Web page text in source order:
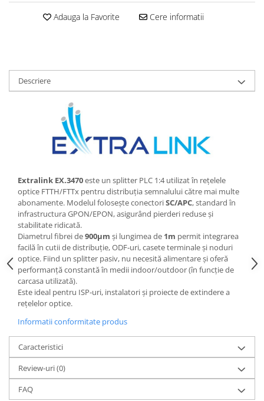
Consumabile - toner
Laser Drums
Imprimante Large Format Printer
Plottere & Scannere
Scannere
Scannere Documente
TV, Audio-Video & Multimedia
Monitoare
Monitoare Gaming & Consumer
Monitoare Business
Accesorii
Accesorii Căști & Microfoane
Cabluri & Adaptoare Audio-Video
Suporturi - altele
Suporturi TV Birou
Suporturi TV Perete
Boxe
Adauga la Favorite Cere informatii
Descriere
Extralink EX.3470este un splitter PLC 1:4 utilizat în rețelele
optice FTTH/FTTx pentru distribuția semnalului către mai multe
abonamente. Modelul folosește conectoriSC/APC, standard în
infrastructura GPON/EPON, asigurând pierderi reduse și
stabilitate ridicată.
Diametrul fibrei de900µm și lungimea de 1m permit integrarea
facilă în cutii de distribuție, ODF‑uri, casete terminale și noduri
optice. Fiind un splitter pasiv, nu necesită alimentare și oferă
performanță constantă în medii indoor/outdoor (în funcție de
carcasa utilizată).
Este ideal pentru ISP‑uri, instalatori și proiecte de extindere a
rețelelor optice.
Informatii conformitate produs
Caracteristici
Review-uri(0)
FAQ